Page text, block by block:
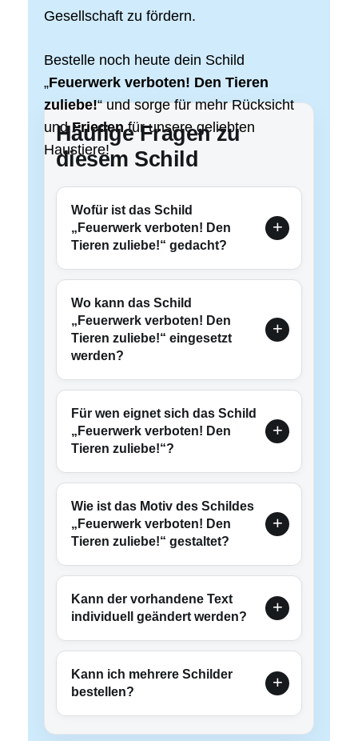
Gesellschaft zu fördern.
Bestelle noch heute dein Schild
„Feuerwerk verboten! Den Tieren
zuliebe!“ und sorge für mehr Rücksicht
undFriedenfür unsere geliebten
Haustiere!
Häufige Fragen zu
diesem Schild
Wofür ist das Schild
„Feuerwerk verboten! Den
Tieren zuliebe!“ gedacht?
Wo kann das Schild
„Feuerwerk verboten! Den
Tieren zuliebe!“ eingesetzt
werden?
Für wen eignet sich das Schild
„Feuerwerk verboten! Den
Tieren zuliebe!“?
Wie ist das Motiv des Schildes
„Feuerwerk verboten! Den
Tieren zuliebe!“ gestaltet?
Kann der vorhandene Text
individuell geändert werden?
Kann ich mehrere Schilder
bestellen?